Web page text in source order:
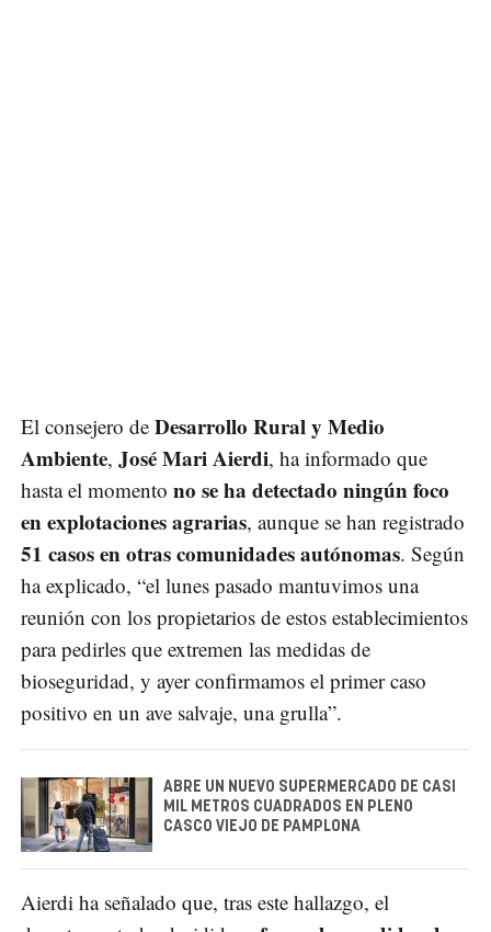
El consejero de Desarrollo Rural y Medio
Ambiente, José Mari Aierdi, ha informado que
hasta el momento no se ha detectado ningún foco
en explotaciones agrarias, aunque se han registrado
51 casos en otras comunidades autónomas. Según
ha explicado, “el lunes pasado mantuvimos una
reunión con los propietarios de estos establecimientos
para pedirles que extremen las medidas de
bioseguridad, y ayer confirmamos el primer caso
positivo en un ave salvaje, una grulla”.
ABRE UN NUEVO SUPERMERCADO DE CASI
MIL METROS CUADRADOS EN PLENO
CASCO VIEJO DE PAMPLONA
Aierdi ha señalado que, tras este hallazgo, el